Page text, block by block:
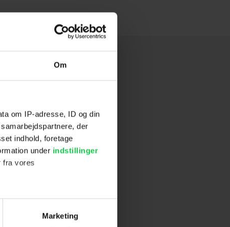
Om
om IP-adresse, ID og din
der
indhold, foretage
under indstillinger
fra vores
Marketing